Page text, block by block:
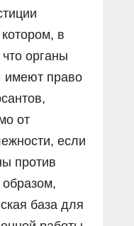
в
органы
право
от
если
против
образом,
база для